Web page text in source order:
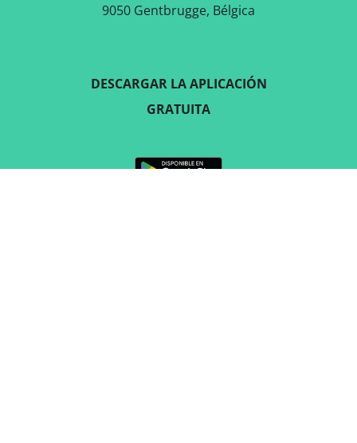
9050 Gentbrugge, Bélgica
DESCARGAR LA APLICACIÓN
GRATUITA